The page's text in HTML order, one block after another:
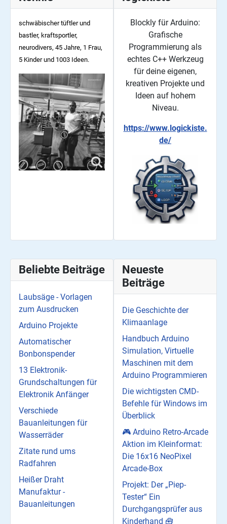
schwäbischer tüftler und
bastler, kraftsportler,
neurodivers, 45 Jahre, 1 Frau,
5 Kinder und 1003 Ideen.
Blockly für Arduino:
Grafische
Programmierung als
echtes C++ Werkzeug
für deine eigenen,
kreativen Projekte und
Ideen auf hohem
Niveau.
https://www.logickiste.
de/
Beliebte Beiträge
Laubsäge - Vorlagen
zum Ausdrucken
Arduino Projekte
Automatischer
Bonbonspender
13 Elektronik-
Grundschaltungen für
Elektronik Anfänger
Verschiede
Bauanleitungen für
Wasserräder
Zitate rund ums
Radfahren
Heißer Draht
Manufaktur -
Bauanleitungen
Neueste
Beiträge
Die Geschichte der
Klimaanlage
Handbuch Arduino
Simulation, Virtuelle
Maschinen mit dem
Arduino Programmieren
Die wichtigsten CMD-
Befehle für Windows im
Überblick
🎮 Arduino Retro-Arcade
Aktion im Kleinformat:
Die 16x16 NeoPixel
Arcade-Box
Projekt: Der „Piep-
Tester“ Ein
Durchgangsprüfer aus
Kinderhand 🧰